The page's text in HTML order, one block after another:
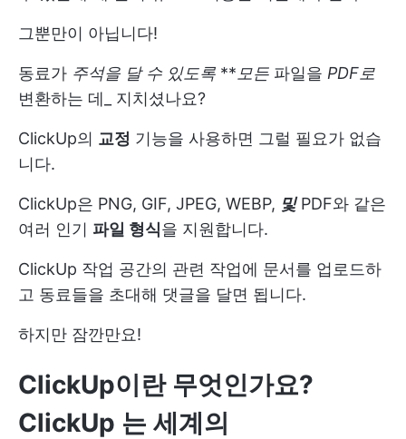
그뿐만이 아닙니다!
동료가 주석을 달 수 있도록 ** 모든 파일을 PDF로
변환하는 데_ 지치셨나요?
ClickUp의 교정 기능을 사용하면 그럴 필요가 없습
니다.
ClickUp은 PNG, GIF, JPEG, WEBP, 및PDF와 같은
여러 인기 파일 형식을 지원합니다.
ClickUp 작업 공간의 관련 작업에 문서를 업로드하
고 동료들을 초대해 댓글을 달면 됩니다.
하지만 잠깐만요!
ClickUp이란 무엇인가요?
ClickUp 는 세계의